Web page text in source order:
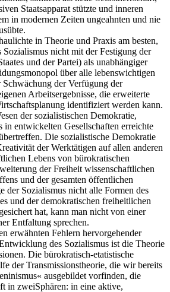
Staatsapparat stützte und inneren
in modernen Zeiten ungeahnten und nie
in Theorie und Praxis am besten,
nicht mit der Festigung der
und der Partei) als unabhängiger
über alle lebenswichtigen
der Verfügung der
Arbeitsergebnisse, die erweiterte
identifiziert werden kann.
der sozialistischen Demokratie,
in entwickelten Gesellschaften erreichte
Die sozialistische Demokratie
der Werktätigen auf allen anderen
Lebens von bürokratischen
der Freiheit wissenschaftlichen
und der gesamten öffentlichen
der Sozialismus nicht alle Formen des
und der demokratischen freiheitlichen
hat, kann man nicht von einer
Entfaltung sprechen.
erwähnten Fehlern hervorgehender
des Sozialismus ist die Theorie
Die bürokratisch-etatistische
der Transmissionstheorie, die wir bereits
ausgebildet vorfinden, die
in zweiSphären: in eine aktive,